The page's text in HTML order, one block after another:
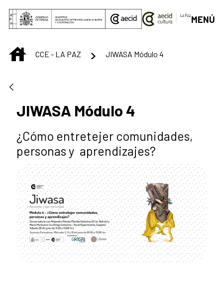
Saltar al contenido principal
MENÚ
INICIOCCE - LA PAZ JIWASA Módulo 4
JIWASA Módulo 4
¿Cómo entretejer comunidades,
personas y aprendizajes?